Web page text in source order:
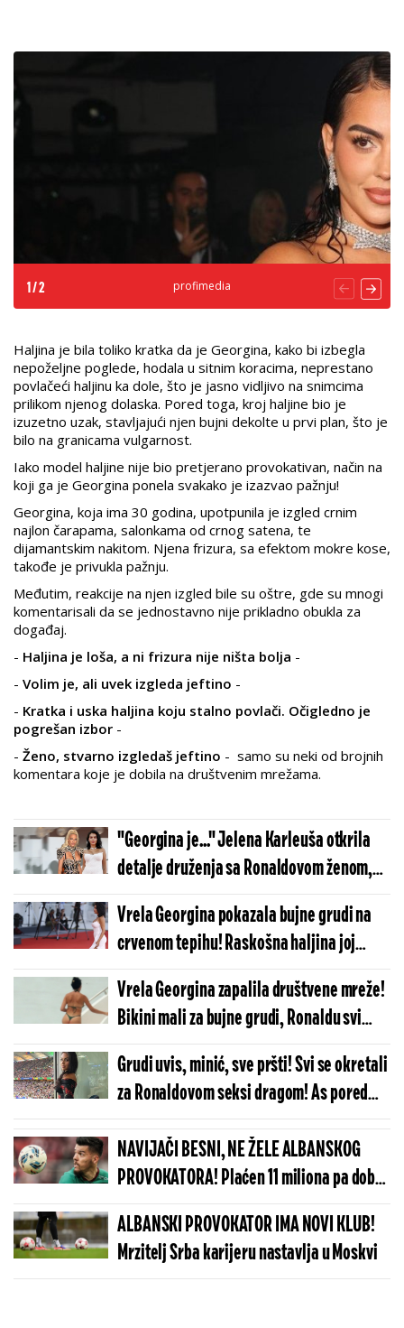
profimedia
1 /2
Haljina je bila toliko kratka da je Georgina, kako bi izbegla
nepoželjne poglede, hodala u sitnim koracima, neprestano
povlačeći haljinu ka dole, što je jasno vidljivo na snimcima
prilikom njenog dolaska. Pored toga, kroj haljine bio je
izuzetno uzak, stavljajući njen bujni dekolte u prvi plan, što je
bilo na granicama vulgarnost.
Iako model haljine nije bio pretjerano provokativan, način na
koji ga je Georgina ponela svakako je izazvao pažnju!
Georgina, koja ima 30 godina, upotpunila je izgled crnim
najlon čarapama, salonkama od crnog satena, te
dijamantskim nakitom. Njena frizura, sa efektom mokre kose,
takođe je privukla pažnju.
Međutim, reakcije na njen izgled bile su oštre, gde su mnogi
komentarisali da se jednostavno nije prikladno obukla za
događaj.
- Haljina je loša, a ni frizura nije ništa bolja -
- Volim je, ali uvek izgleda jeftino -
- Kratka i uska haljina koju stalno povlači. Očigledno je
pogrešan izbor -
- Ženo, stvarno izgledaš jeftino - samo su neki od brojnih
komentara koje je dobila na društvenim mrežama.
"Georgina je..." Jelena Karleuša otkrila
detalje druženja sa Ronaldovom ženom,
koje je završilo na Netfliksu (VIDEO)
Vrela Georgina pokazala bujne grudi na
crvenom tepihu! Raskošna haljina joj
istakla svaku oblinu (FOTO)
Vrela Georgina zapalila društvene mreže!
Bikini mali za bujne grudi, Ronaldu svi
zavide (FOTO)
Grudi uvis, minić, sve pršti! Svi se okretali
za Ronaldovom seksi dragom! As pored
nje neće dugo patiti! (FOTO)
NAVIJAČI BESNI, NE ŽELE ALBANSKOG
PROVOKATORA! Plaćen 11 miliona pa dobio
brutalnu poruku
ALBANSKI PROVOKATOR IMA NOVI KLUB!
Mrzitelj Srba karijeru nastavlja u Moskvi